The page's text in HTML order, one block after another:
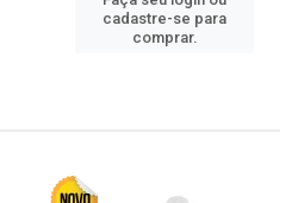
cadastre-se para
comprar.